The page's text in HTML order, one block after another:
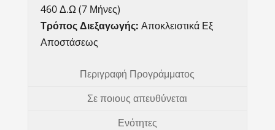
460 Δ.Ω (7 Μήνες)
Τρόπος Διεξαγωγής: Αποκλειστικά Εξ
Αποστάσεως
Περιγραφή Προγράμματος
Σε ποιους απευθύνεται
Ενότητες